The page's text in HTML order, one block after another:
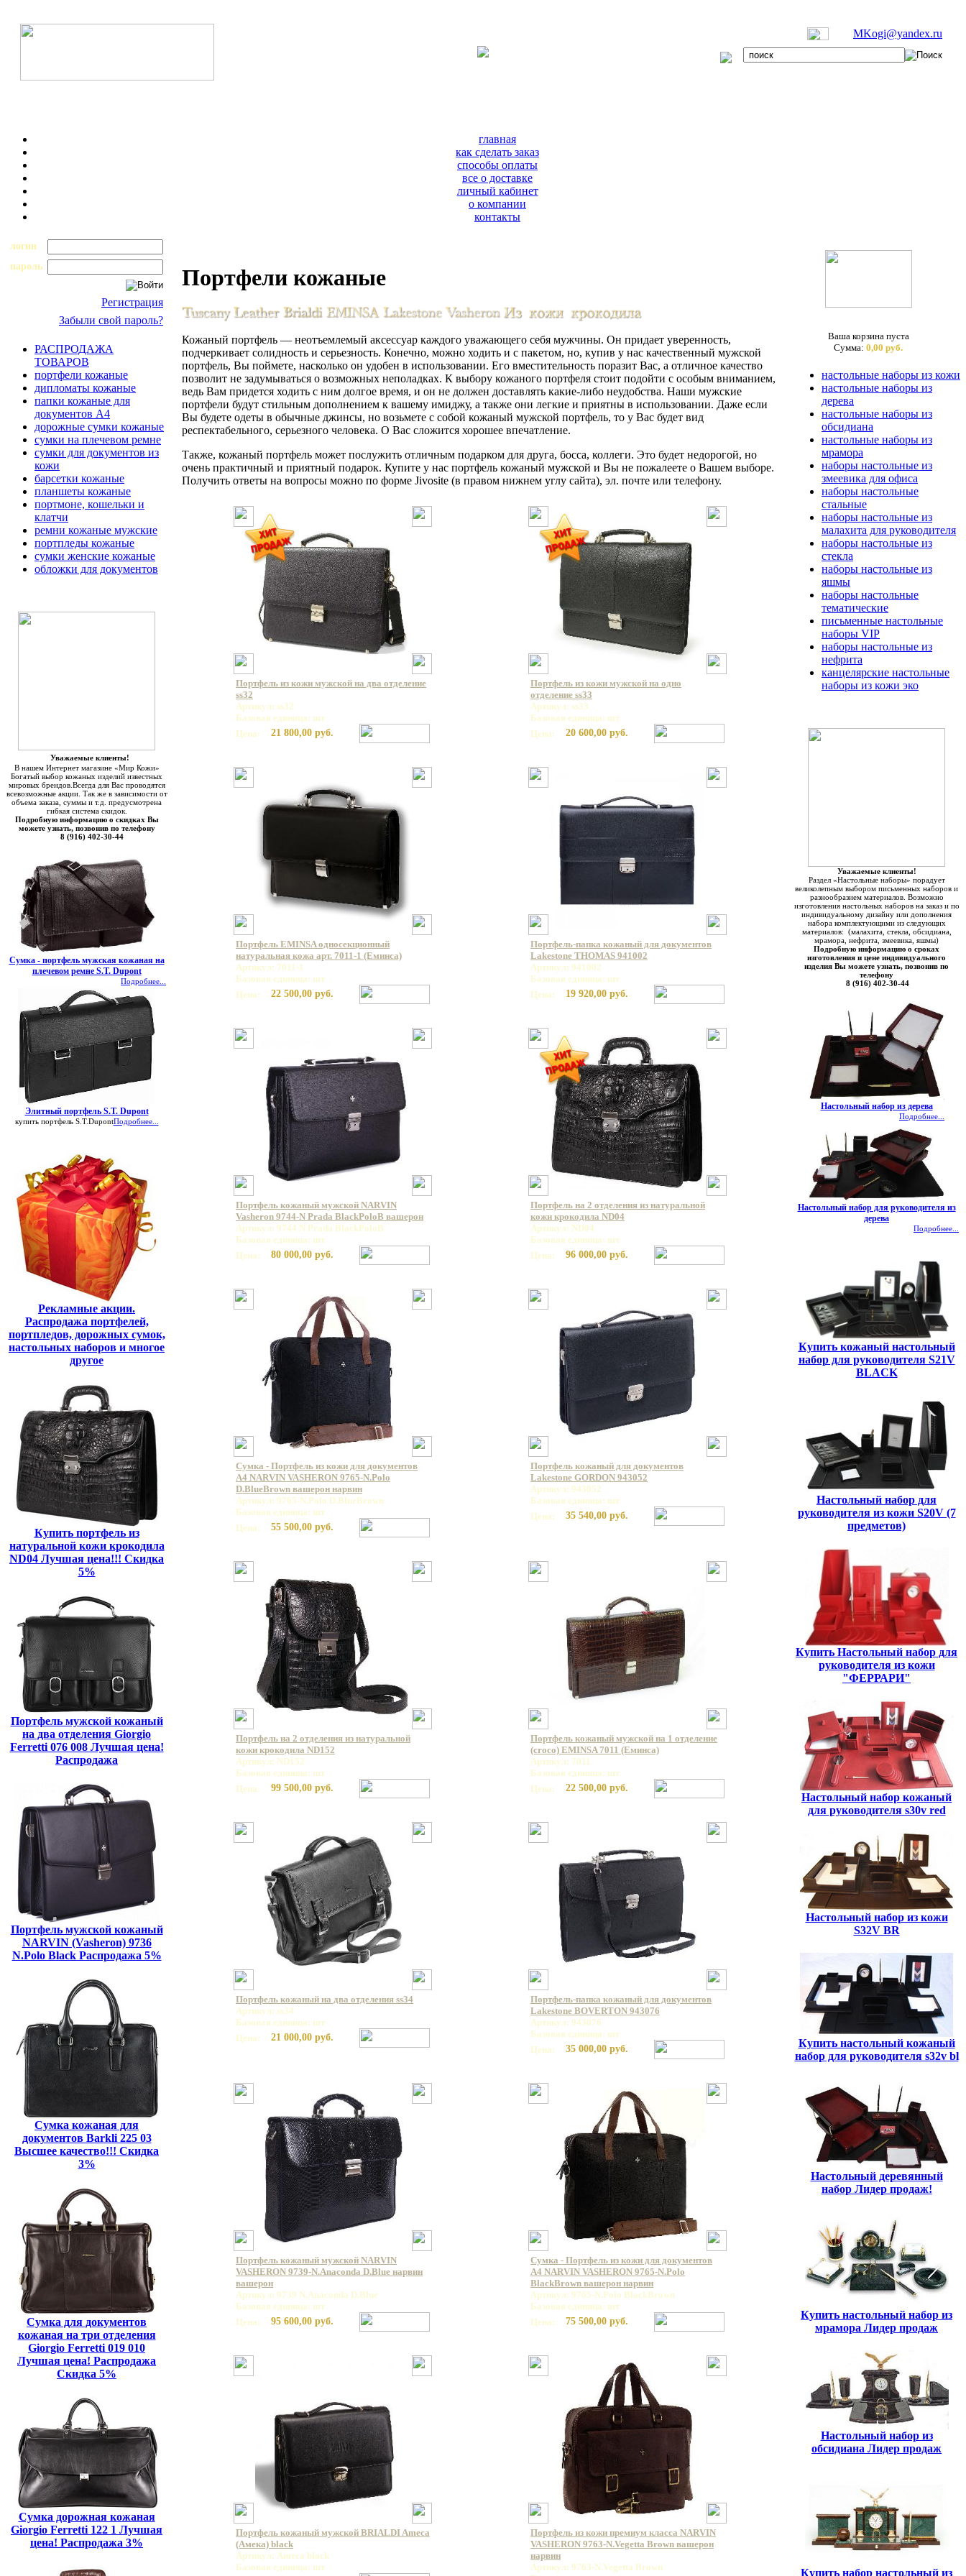
MKogi@yandex.ru
главная
как сделать заказ
способы оплаты
все о доставке
личный кабинет
о компании
контакты
логин
пароль
Регистрация
Забыли свой пароль?
РАСПРОДАЖА
ТОВАРОВ
портфели кожаные
дипломаты кожаные
папки кожаные для
документов А4
дорожные сумки кожаные
сумки на плечевом ремне
сумки для документов из
кожи
барсетки кожаные
планшеты кожаные
портмоне, кошельки и
клатчи
ремни кожаные мужские
портпледы кожаные
сумки женские кожаные
обложки для документов
Уважаемые клиенты!
В нашем Интернет магазине «Мир Кожи»
Богатый выбор кожаных изделий известных
мировых брендов.Всегда для Вас проводятся
всевозможные акции. Так же в зависимости от
объема заказа, суммы и т.д. предусмотрена
гибкая система скидок.
Подробную информацию о скидках Вы
можете узнать, позвонив по телефону
8 (916) 402-30-44
Сумка - портфель мужская кожаная на
плечевом ремне S.T. Dupont
Подробнее...
Элитный портфель S.T. Dupont
купить портфель S.T.DupontПодробнее...
Рекламные акции.
Распродажа портфелей,
портпледов, дорожных сумок,
настольных наборов и многое
другое
Купить портфель из
натуральной кожи крокодила
ND04 Лучшая цена!!! Скидка
5%
Портфель мужской кожаный
на два отделения Giorgio
Ferretti 076 008 Лучшая цена!
Распродажа
Портфель мужской кожаный
NARVIN (Vasheron) 9736
N.Polo Black Распродажа 5%
Сумка кожаная для
документов Barkli 225 03
Высшее качество!!! Скидка
3%
Сумка для документов
кожаная на три отделения
Giorgio Ferretti 019 010
Лучшая цена! Распродажа
Скидка 5%
Сумка дорожная кожаная
Giorgio Ferretti 122 1 Лучшая
цена! Распродажа 3%
Портфели кожаные
Кожаный портфель — неотъемлемый аксессуар каждого уважающего себя мужчины. Он придает уверенность,
подчеркивает солидность и серьезность. Конечно, можно ходить и с пакетом, но, купив у нас качественный мужской
портфель, Вы поймете, насколько он удобен в использовании. Его вместительность поразит Вас, а отличное качество
позволит не задумываться о возможных неполадках. К выбору кожаного портфеля стоит подойти с особым вниманием,
ведь Вам придется ходить с ним долгое время, и он не должен доставлять какие-либо неудобства. Наши мужские
портфели будут стильным дополнением к вашему имиджу, а также они легкие и приятны в использовании. Даже если
Вы будете одеты в обычные джинсы, но возьмете с собой кожаный мужской портфель, то у Вас будет вид
респектабельного, серьезного человека. О Вас сложится хорошее впечатление.
Также, кожаный портфель может послужить отличным подарком для друга, босса, коллеги. Это будет недорогой, но
очень практичный и приятный подарок. Купите у нас портфель кожаный мужской и Вы не пожалеете о Вашем выборе.
Получить ответы на вопросы можно по форме Jivosite (в правом нижнем углу сайта), эл. почте или телефону.
Портфель из кожи мужской на два отделение
ss32
Артикул: ss32
Базовая единица: шт
Цена:
21 800,00 руб.
Портфель из кожи мужской на одно
отделение ss33
Артикул: ss33
Базовая единица: шт
Цена:
20 600,00 руб.
Портфель EMINSA односекционный
натуральная кожа арт. 7011-1 (Еминса)
Артикул: 7011-1
Базовая единица: шт
Цена:
22 500,00 руб.
Портфель-папка кожаный для документов
Lakestone THOMAS 941002
Артикул: 941002
Базовая единица: шт
Цена:
19 920,00 руб.
Портфель кожаный мужской NARVIN
Vasheron 9744-N Prada BlackPoloB вашерон
Артикул: 9744 N Prada BlackPoloB
Базовая единица: шт
Цена:
80 000,00 руб.
Портфель на 2 отделения из натуральной
кожи крокодила ND04
Артикул: ND04
Базовая единица: шт
Цена:
96 000,00 руб.
Сумка - Портфель из кожи для документов
А4 NARVIN VASHERON 9765-N.Polo
D.BlueBrown вашерон нарвин
Артикул: 9765-N.Polo D.BlueBrown
Базовая единица: шт
Цена:
55 500,00 руб.
Портфель кожаный для документов
Lakestone GORDON 943052
Артикул: 943052
Базовая единица: шт
Цена:
35 540,00 руб.
Портфель на 2 отделения из натуральной
кожи крокодила ND152
Артикул: ND152
Базовая единица: шт
Цена:
99 500,00 руб.
Портфель кожаный мужской на 1 отделение
(croco) EMINSA 7011 (Еминса)
Артикул: 7011
Базовая единица: шт
Цена:
22 500,00 руб.
Портфель кожаный на два отделения ss34
Артикул: ss34
Базовая единица: шт
Цена:
21 000,00 руб.
Портфель-папка кожаный для документов
Lakestone BOVERTON 943076
Артикул: 943076
Базовая единица: шт
Цена:
35 000,00 руб.
Портфель кожаный мужской NARVIN
VASHERON 9739-N.Anaconda D.Blue нарвин
вашерон
Артикул: 9739 N.Anaconda D.Blue
Базовая единица: шт
Цена:
95 600,00 руб.
Сумка - Портфель из кожи для документов
А4 NARVIN VASHERON 9765-N.Polo
BlackBrown вашерон нарвин
Артикул: 9765-N.Polo BlackBrown
Базовая единица: шт
Цена:
75 500,00 руб.
Портфель кожаный мужской BRIALDI Ameca
(Амека) black
Артикул: Ameca black
Базовая единица: шт
Портфель из кожи премиум класса NARVIN
VASHERON 9763-N.Vegetta Brown вашерон
нарвин
Артикул: 9763-N.Vegetta Brown
Ваша корзина пуста
Сумма: 0,00 руб.
настольные наборы из кожи
настольные наборы из
дерева
настольные наборы из
обсидиана
настольные наборы из
мрамора
наборы настольные из
змеевика для офиса
наборы настольные
стальные
наборы настольные из
малахита для руководителя
наборы настольные из
стекла
наборы настольные из
яшмы
наборы настольные
тематические
письменные настольные
наборы VIP
наборы настольные из
нефрита
канцелярские настольные
наборы из кожи эко
Уважаемые клиенты!
Раздел «Настольные наборы» порадует
великолепным выбором письменных наборов и
разнообразием материалов. Возможно
изготовления настольных наборов на заказ и по
индивидуальному дизайну или дополнения
набора комплектующими из следующих
материалов: (малахита, стекла, обсидиана,
мрамора, нефрита, змеевика, яшмы)
Подробную информацию о сроках
изготовления и цене индивидуального
изделия Вы можете узнать, позвонив по
телефону
8 (916) 402-30-44
Настольный набор из дерева
Подробнее...
Настольный набор для руководителя из
дерева
Подробнее...
Купить кожаный настольный
набор для руководителя S21V
BLACK
Настольный набор для
руководителя из кожи S20V (7
предметов)
Купить Настольный набор для
руководителя из кожи
"ФЕРРАРИ"
Настольный набор кожаный
для руководителя s30v red
Настольный набор из кожи
S32V BR
Купить настольный кожаный
набор для руководителя s32v bl
Настольный деревянный
набор Лидер продаж!
Купить настольный набор из
мрамора Лидер продаж
Настольный набор из
обсидиана Лидер продаж
Купить набор настольный из